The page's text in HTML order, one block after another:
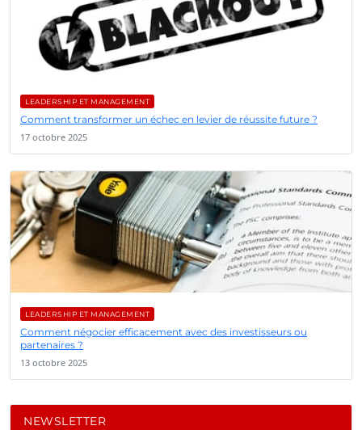
LEADERSHIP ET MANAGEMENT
Comment transformer un échec en levier de réussite future ?
17 octobre 2025
LEADERSHIP ET MANAGEMENT
Comment négocier efficacement avec des investisseurs ou
partenaires ?
13 octobre 2025
NEWSLETTER